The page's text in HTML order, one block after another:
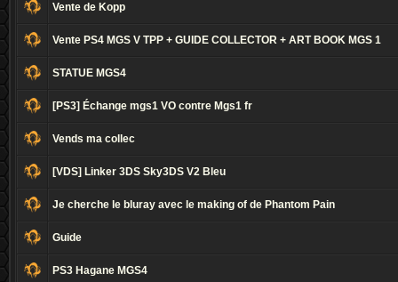
Vente de Kopp
Vente PS4 MGS V TPP + GUIDE COLLECTOR + ART BOOK MGS 1
STATUE MGS4
[PS3] Échange mgs1 VO contre Mgs1 fr
Vends ma collec
[VDS] Linker 3DS Sky3DS V2 Bleu
Je cherche le bluray avec le making of de Phantom Pain
Guide
PS3 Hagane MGS4